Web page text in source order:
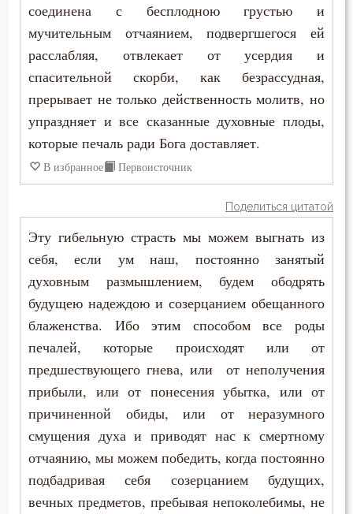
Послушание
Пост
Причастие
Промысел Божий
Священники
Сердце
Смирение
Совершенство
Сребролюбие
Страсть
Суета
соединена с бесплодною грустью и
мучительным отчаянием, подвергшегося ей
расслабляя, отвлекает от усердия и
спасительной скорби, как безрассудная,
прерывает не только действенность молитв, но
упраздняет и все сказанные духовные плоды,
которые печаль ради Бога доставляет.
В избранное Первоисточник
Поделиться цитатой
Эту гибельную страсть мы можем выгнать из
себя, если ум наш, постоянно занятый
духовным размышлением, будем ободрять
будущею надеждою и созерцанием обещанного
блаженства. Ибо этим способом все роды
печалей, которые происходят или от
предшествующего гнева, или от неполучения
прибыли, или от понесения убытка, или от
причиненной обиды, или от неразумного
смущения духа и приводят нас к смертному
отчаянию, мы можем победить, когда постоянно
подбадривая себя созерцанием будущих,
вечных предметов, пребывая непоколебимы, не